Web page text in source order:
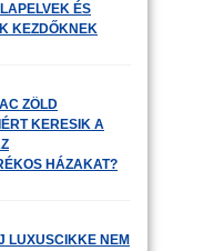
ÉS
KEZDŐKNEK
ZÖLD
KERESIK A
HÁZAKAT?
LUXUSCIKKE NEM